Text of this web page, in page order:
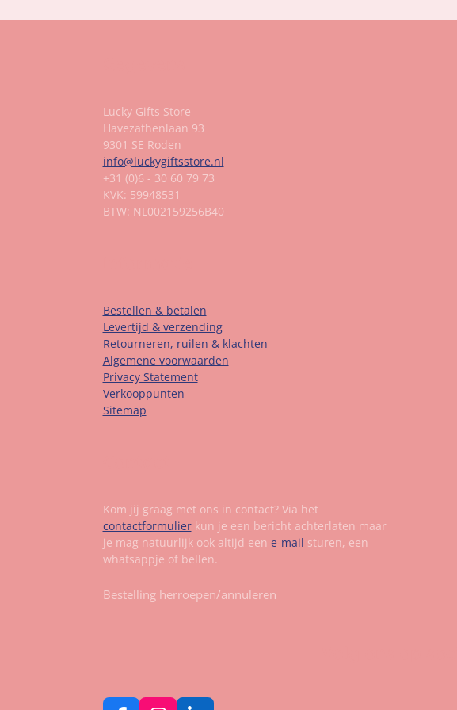
Lucky Gifts Store
Havezathenlaan 93
9301 SE Roden
info@luckygiftsstore.nl
+31 (0)6 - 30 60 79 73
KVK: 59948531
BTW: NL002159256B40
Bestellen & betalen
Levertijd & verzending
Retourneren, ruilen & klachten
Algemene voorwaarden
Privacy Statement
Verkooppunten
Sitemap
Kom jij graag met ons in contact? Via het
contactformulierkun je een bericht achterlaten maar
je mag natuurlijk ook altijd een e-mail sturen, een
whatsappje of bellen.
Bestelling herroepen/annuleren